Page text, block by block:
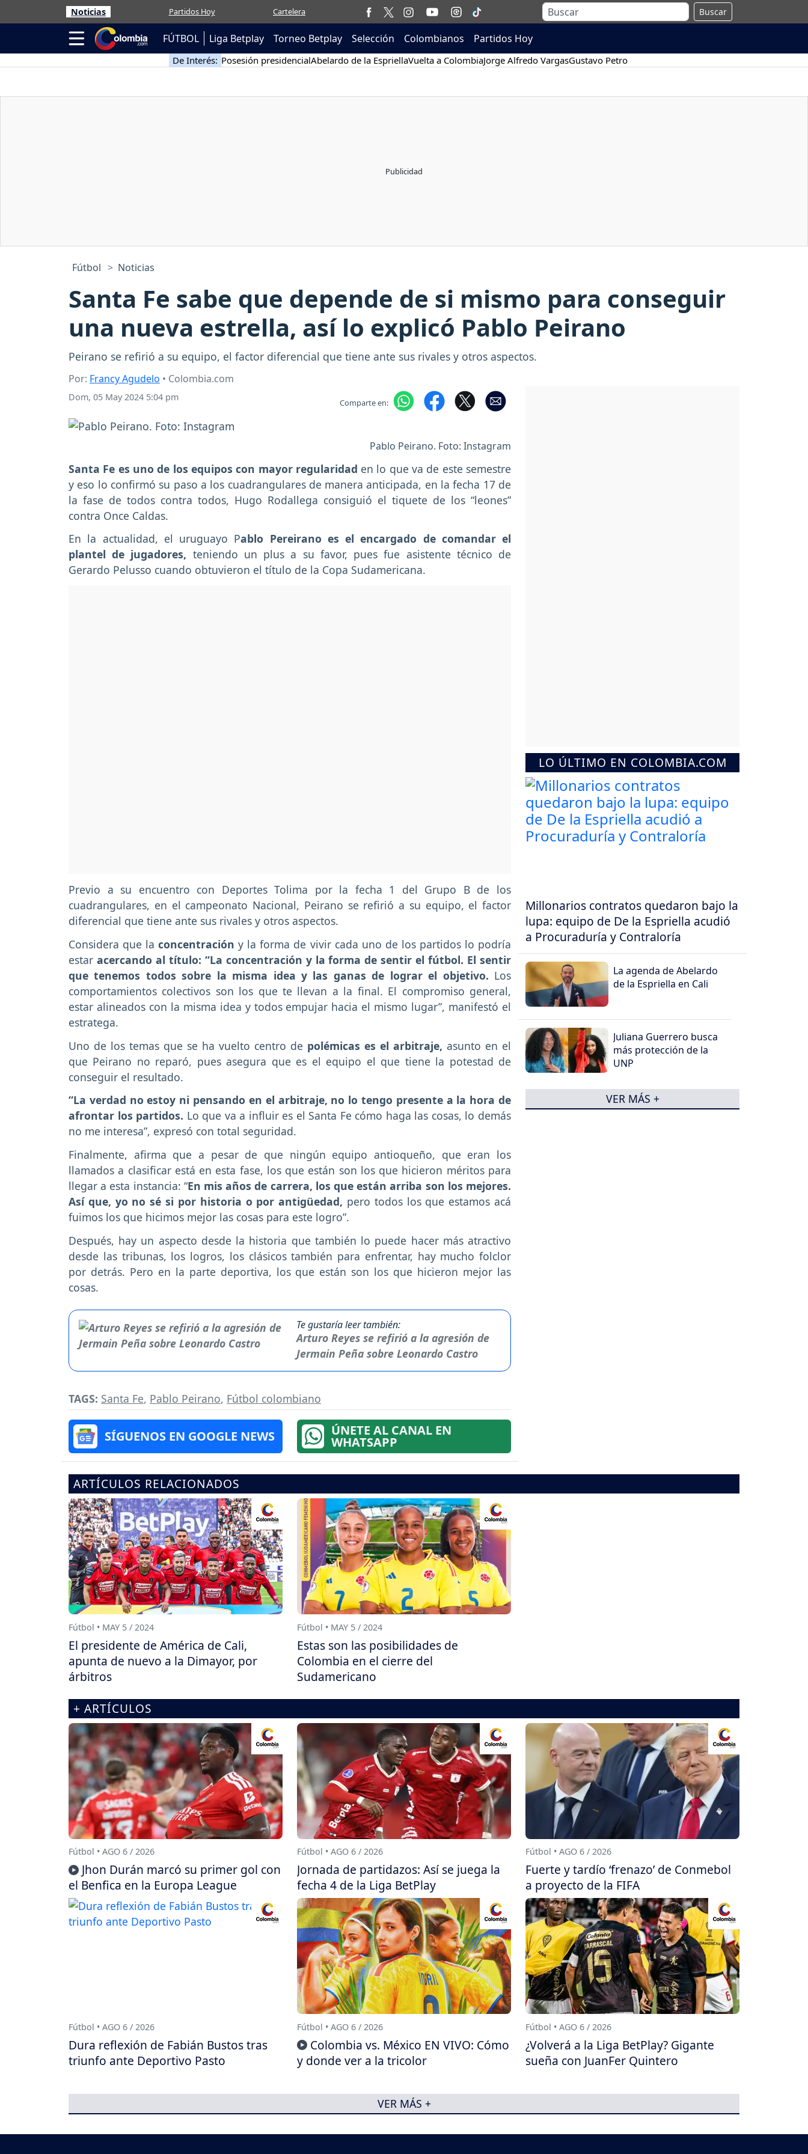
Noticias Partidos Hoy Cartelera Buscar
FÚTBOL Liga Betplay Torneo Betplay Selección Colombianos Partidos Hoy
De Interés: Posesión presidencialAbelardo de la EspriellaVuelta a ColombiaJorge Alfredo VargasGustavo Petro
Fútbol Noticias
Santa Fe sabe que depende de si mismo para conseguir
una nueva estrella, así lo explicó Pablo Peirano
Peirano se refirió a su equipo, el factor diferencial que tiene ante sus rivales y otros aspectos.
Por: Francy Agudelo • Colombia.com
Dom, 05 May 2024 5:04 pm Comparte en:
Pablo Peirano. Foto: Instagram
Santa Fe es uno de los equipos con mayor regularidad en lo que va de este semestre
y eso lo confirmó su paso a los cuadrangulares de manera anticipada, en la fecha 17 de
la fase de todos contra todos, Hugo Rodallega consiguió el tiquete de los “leones”
contra Once Caldas.
En la actualidad, el uruguayo Pablo Pereirano es el encargado de comandar el
plantel de jugadores, teniendo un plus a su favor, pues fue asistente técnico de
Gerardo Pelusso cuando obtuvieron el título de la Copa Sudamericana.
Previo a su encuentro con Deportes Tolima por la fecha 1 del Grupo B de los
cuadrangulares, en el campeonato Nacional, Peirano se refirió a su equipo, el factor
diferencial que tiene ante sus rivales y otros aspectos.
Considera que laconcentración y la forma de vivir cada uno de los partidos lo podría
estar acercando al título: “La concentración y la forma de sentir el fútbol. El sentir
que tenemos todos sobre la misma idea y las ganas de lograr el objetivo. Los
comportamientos colectivos son los que te llevan a la final. El compromiso general,
estar alineados con la misma idea y todos empujar hacia el mismo lugar”, manifestó el
estratega.
Uno de los temas que se ha vuelto centro de polémicas es el arbitraje, asunto en el
que Peirano no reparó, pues asegura que es el equipo el que tiene la potestad de
conseguir el resultado.
“La verdad no estoy ni pensando en el arbitraje, no lo tengo presente a la hora de
afrontar los partidos. Lo que va a influir es el Santa Fe cómo haga las cosas, lo demás
no me interesa”, expresó con total seguridad.
Finalmente, afirma que a pesar de que ningún equipo antioqueño, que eran los
llamados a clasificar está en esta fase, los que están son los que hicieron méritos para
llegar a esta instancia: “En mis años de carrera, los que están arriba son los mejores.
Así que, yo no sé si por historia o por antigüedad, pero todos los que estamos acá
fuimos los que hicimos mejor las cosas para este logro”.
Después, hay un aspecto desde la historia que también lo puede hacer más atractivo
desde las tribunas, los logros, los clásicos también para enfrentar, hay mucho folclor
por detrás. Pero en la parte deportiva, los que están son los que hicieron mejor las
cosas.
Te gustaría leer también:
Arturo Reyes se refirió a la agresión de
Jermain Peña sobre Leonardo Castro
TAGS: Santa Fe, Pablo Peirano, Fútbol colombiano
SÍGUENOS EN GOOGLE NEWS ÚNETE AL CANAL EN
WHATSAPP
LO ÚLTIMO EN COLOMBIA.COM
Millonarios contratos quedaron bajo la
lupa: equipo de De la Espriella acudió
a Procuraduría y Contraloría
La agenda de Abelardo
de la Espriella en Cali
Juliana Guerrero busca
más protección de la
UNP
VER MÁS +
ARTÍCULOS RELACIONADOS
Fútbol • MAY 5 / 2024
El presidente de América de Cali,
apunta de nuevo a la Dimayor, por
árbitros
Fútbol • MAY 5 / 2024
Estas son las posibilidades de
Colombia en el cierre del
Sudamericano
+ ARTÍCULOS
Fútbol • AGO 6 / 2026
Jhon Durán marcó su primer gol con
el Benfica en la Europa League
Fútbol • AGO 6 / 2026
Jornada de partidazos: Así se juega la
fecha 4 de la Liga BetPlay
Fútbol • AGO 6 / 2026
Fuerte y tardío ‘frenazo’ de Conmebol
a proyecto de la FIFA
Fútbol • AGO 6 / 2026
Dura reflexión de Fabián Bustos tras
triunfo ante Deportivo Pasto
Fútbol • AGO 6 / 2026
Colombia vs. México EN VIVO: Cómo
y donde ver a la tricolor
Fútbol • AGO 6 / 2026
¿Volverá a la Liga BetPlay? Gigante
sueña con JuanFer Quintero
VER MÁS +